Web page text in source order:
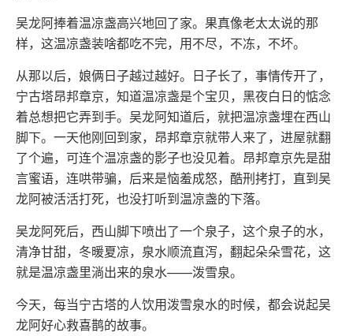
吴龙阿捧着温凉盏高兴地回了家。果真像老太太说的那
样，这温凉盏装啥都吃不完，用不尽，不冻，不坏。
从那以后，娘俩日子越过越好。日子长了，事情传开了，
宁古塔昂邦章京，知道温凉盏是个宝贝，黑夜白日的惦念
着总想把它弄到手。吴龙阿知道后，就把温凉盏埋在西山
脚下。一天他刚回到家，昂邦章京就带人来了，进屋就翻
了个遍，可连个温凉盏的影子也没见着。昂邦章京先是甜
言蜜语，连哄带骗，后来是恼羞成怒，酷刑拷打，直到吴
龙阿被活活打死，也没打听到温凉盏的下落。
吴龙阿死后，西山脚下喷出了一个泉子，这个泉子的水，
清净甘甜，冬暖夏凉，泉水顺流直泻，翻起朵朵雪花，这
就是温凉盏里淌出来的泉水——泼雪泉。
今天，每当宁古塔的人饮用泼雪泉水的时候，都会说起吴
龙阿好心救喜鹊的故事。